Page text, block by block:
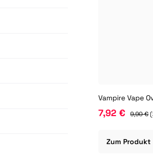
7,92 € 9,90 €
Zum Produkt